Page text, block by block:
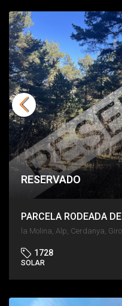
RESERVADO
PARCELA RODEADA
la Molina, Alp, Cerdanya,
1728
SOLAR